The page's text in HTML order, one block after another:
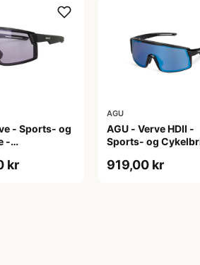
- Sports- og
-
kr
AGU
AGU - Verve HDII -
Sports- og
919,00 kr